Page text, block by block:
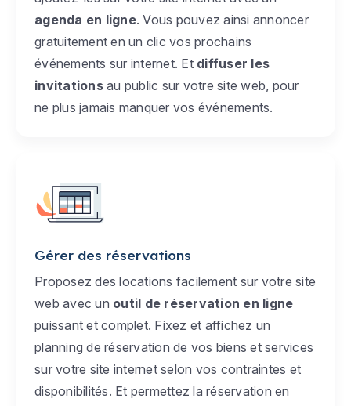
agenda en ligne. Vous pouvez ainsi annoncer
gratuitement en un clic vos prochains
événements sur internet. Et diffuser les
invitationsau public sur votre site web, pour
ne plus jamais manquer vos événements.
Gérer des réservations
Proposez des locations facilement sur votre site
web avec un outil de réservation en ligne
puissant et complet. Fixez et affichez un
planning de réservation de vos biens et services
sur votre site internet selon vos contraintes et
disponibilités. Et permettez la réservation en